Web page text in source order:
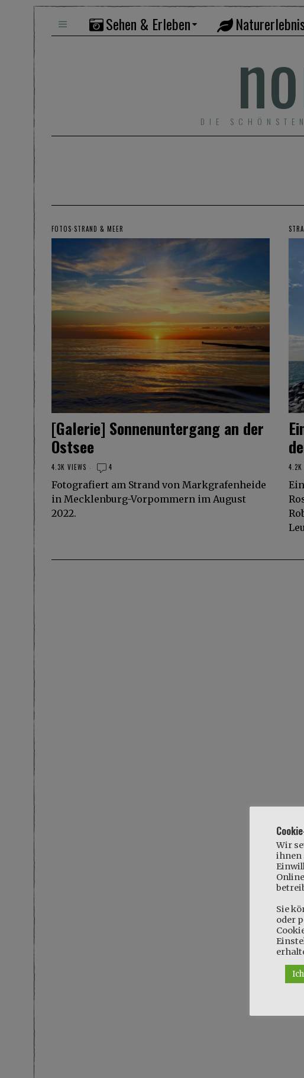
Sehen & Erleben
DIE
FOTOS·STRAND & MEER
[Galerie] Sonnenuntergang an der
Ostsee
4.3K VIEWS 4
Fotografiert am Strand von Markgrafenheide
in Mecklenburg-Vorpommern im August
2022.
4.2K
Wir
ihnen
Sie
oder